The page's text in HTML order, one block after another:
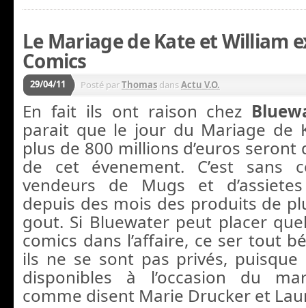
Le Mariage de Kate et William
Comics
29/04/11 Posté parThomas dansActu V.O.
En fait ils ont raison chez
parait que le jour du Mariage de
plus de 800 millions d’euros
de cet évenement. C’est sans
vendeurs de Mugs et
depuis des mois des produits de
gout. Si Bluewater peut placer
comics dans l’affaire, ce ser tout
ils ne se sont pas privés,
disponibles à l’occasion du
comme disent Marie Drucker et